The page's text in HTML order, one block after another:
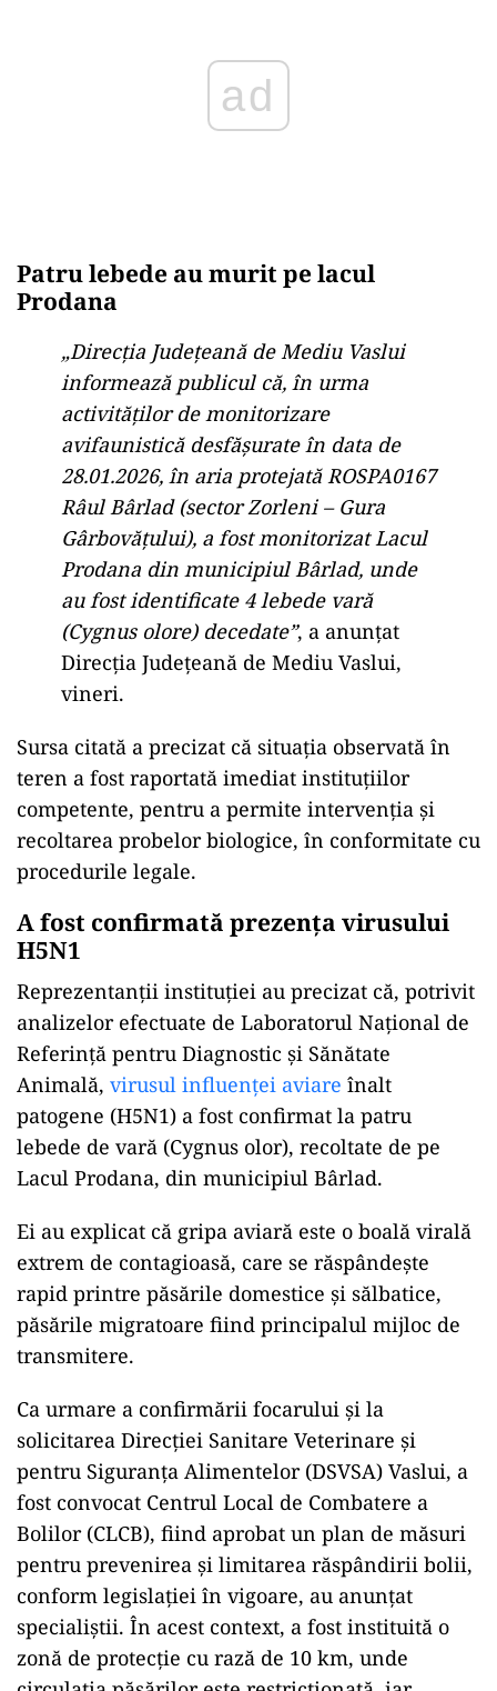
Patru lebede au murit pe lacul
Prodana
„Direcţia Judeţeană de Mediu Vaslui
informează publicul că, în urma
activităţilor de monitorizare
avifaunistică desfăşurate în data de
28.01.2026, în aria protejată ROSPA0167
Râul Bârlad (sector Zorleni – Gura
Gârbovăţului), a fost monitorizat Lacul
Prodana din municipiul Bârlad, unde
au fost identificate 4 lebede vară
(Cygnus olore) decedate”, a anunţat
Direcţia Judeţeană de Mediu Vaslui,
vineri.
Sursa citată a precizat că situația observată în
teren a fost raportată imediat instituțiilor
competente, pentru a permite intervenția și
recoltarea probelor biologice, în conformitate cu
procedurile legale.
A fost confirmată prezența virusului
H5N1
Reprezentanții instituției au precizat că, potrivit
analizelor efectuate de Laboratorul Național de
Referință pentru Diagnostic și Sănătate
Animală, virusul influenței aviare înalt
patogene (H5N1) a fost confirmat la patru
lebede de vară (Cygnus olor), recoltate de pe
Lacul Prodana, din municipiul Bârlad.
Ei au explicat că gripa aviară este o boală virală
extrem de contagioasă, care se răspândește
rapid printre păsările domestice și sălbatice,
păsările migratoare fiind principalul mijloc de
transmitere.
Ca urmare a confirmării focarului și la
solicitarea Direcției Sanitare Veterinare și
pentru Siguranța Alimentelor (DSVSA) Vaslui, a
fost convocat Centrul Local de Combatere a
Bolilor (CLCB), fiind aprobat un plan de măsuri
pentru prevenirea și limitarea răspândirii bolii,
conform legislației în vigoare, au anunțat
specialiștii. În acest context, a fost instituită o
zonă de protecție cu rază de 10 km, unde